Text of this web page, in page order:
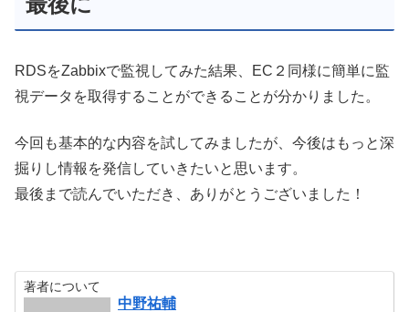
RDSをZabbixで監視してみた結果、EC２同様に簡単に監
視データを取得することができることが分かりました。
今回も基本的な内容を試してみましたが、今後はもっと深
掘りし情報を発信していきたいと思います。
最後まで読んでいただき、ありがとうございました！
著者について
中野祐輔